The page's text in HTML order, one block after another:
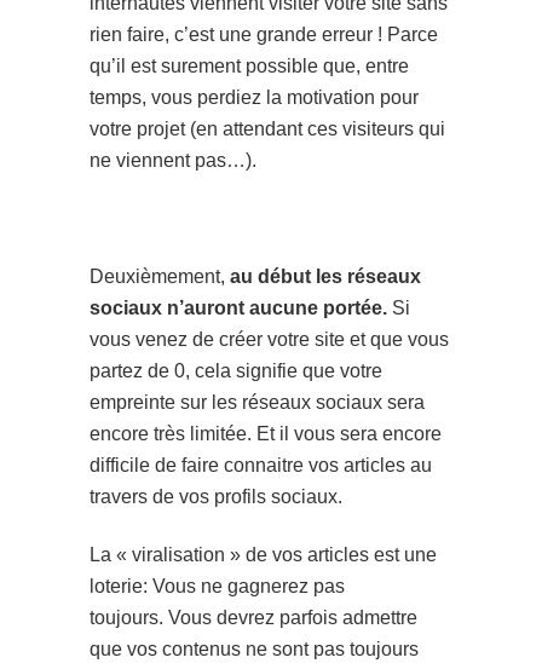
rien faire, c’est une grande erreur ! Parce
qu’il est surement possible que, entre
temps, vous perdiez la motivation pour
votre projet (en attendant ces visiteurs qui
ne viennent pas…).
Deuxièmement, au début les réseaux
sociaux n’auront aucune portée. Si
vous venez de créer votre site et que vous
partez de 0, cela signifie que votre
empreinte sur les réseaux sociaux sera
encore très limitée. Et il vous sera encore
difficile de faire connaitre vos articles au
travers de vos profils sociaux.
La « viralisation » de vos articles est une
loterie: Vous ne gagnerez pas
toujours. Vous devrez parfois admettre
que vos contenus ne sont pas toujours